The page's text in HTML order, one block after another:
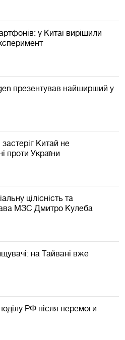
у Китаї вирішили
презентував найширший у
Китай не
проти України
цілісність та
МЗС Дмитро Кулеба
на Тайвані вже
РФ після перемоги